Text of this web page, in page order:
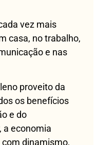
vez mais
casa, no trabalho,
e nas
proveito da
os benefícios
e do
a economia
dinamismo,